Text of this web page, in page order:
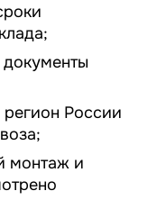
России
монтаж и